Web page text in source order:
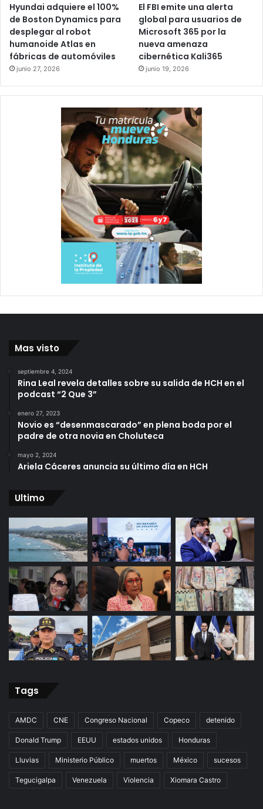
Hyundai adquiere el 100%
de Boston Dynamics para
desplegar al robot
humanoide Atlas en
fábricas de automóviles
junio 27, 2026
El FBI emite una alerta
global para usuarios de
Microsoft 365 por la
nueva amenaza
cibernética Kali365
junio 19, 2026
Mas visto
septiembre 4, 2024
Rina Leal revela detalles sobre su salida de HCH en el
podcast “2 Que 3”
enero 27, 2023
Novio es “desenmascarado” en plena boda por el
padre de otra novia en Choluteca
mayo 2, 2024
Ariela Cáceres anuncia su último día en HCH
Ultimo
Tags
AMDC CNE Congreso Nacional Copeco detenido
Donald Trump EEUU estados unidos Honduras
Lluvias Ministerio Público muertos México sucesos
Tegucigalpa Venezuela Violencia Xiomara Castro